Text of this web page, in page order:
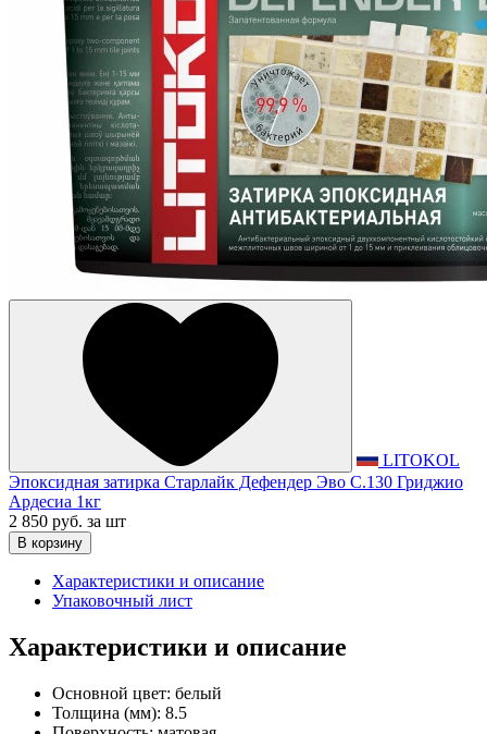
LITOKOL
Эпоксидная затирка Старлайк Дефендер Эво С.130 Гриджио
Ардесиа 1кг
2 850 руб. за шт
В корзину
Характеристики и описание
Упаковочный лист
Характеристики и описание
Основной цвет: белый
Толщина (мм): 8.5